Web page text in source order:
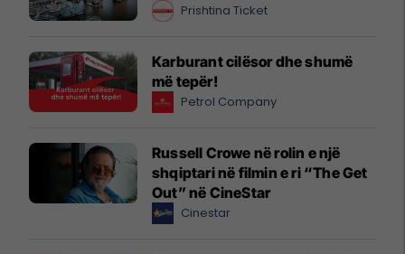
Prishtina Ticket
Karburant cilësor dhe shumë
më tepër!
Petrol Company
Russell Crowe në rolin e një
shqiptari në filmin e ri “The Get
Out” në CineStar
Cinestar